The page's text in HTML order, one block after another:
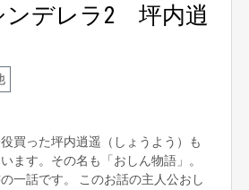
ンデレラ2 坪内逍
買った坪内逍遥（しょうよう）も
ます。その名も「おしん物語」。
一話です。 このお話の主人公おし